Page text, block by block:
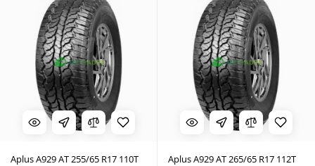
Aplus A929 AT 255/65 R17 110T
Aplus A929 AT 265/65 R17 112T